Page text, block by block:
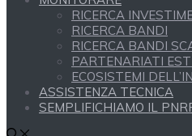
RICERCA
RICERCA BANDI
RICERCA BANDI
PARTENARIATI
ECOSISTEMI
ASSISTENZA TECNICA
SEMPLIFICHIAMO IL